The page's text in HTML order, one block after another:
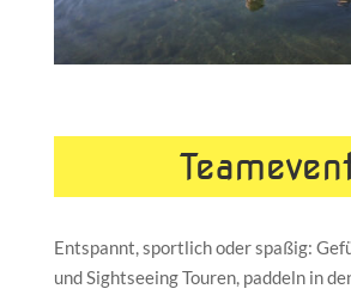
Entspannt, sportlich oder spaßig:
und Sightseeing Touren, paddeln in